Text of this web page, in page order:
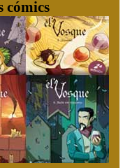
cómics